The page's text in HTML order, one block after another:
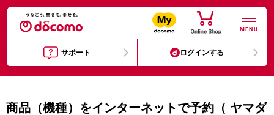
MENU
サポート ログインする
商品（機種）をインターネットで予約（ ヤマダ